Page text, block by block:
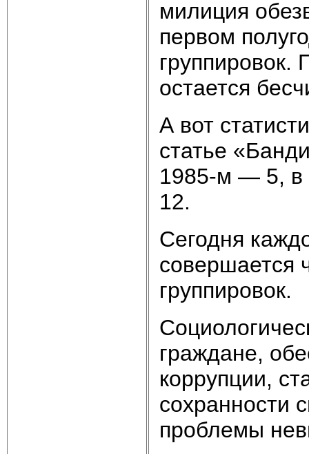
милиция
первом
группировок.
остается
А вот
статье
1985-м — 5,
12.
Сегодня
совершается
группировок.
граждане,
коррупции,
сохранности
проблемы